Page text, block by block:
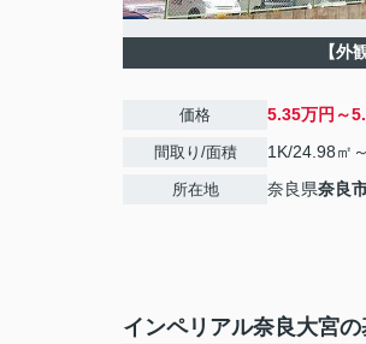
【外
価格 5.35万円～
間取り/面積 1K/24.98㎡
所在地 奈良県奈良
インペリアル奈良大宮